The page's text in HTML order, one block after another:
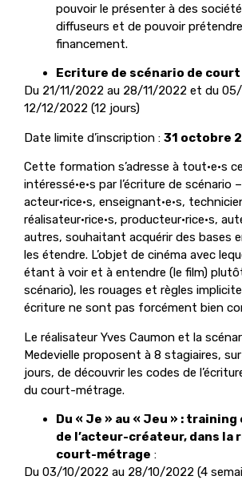
pouvoir le présenter à des
diffuseurs et de pouvoir
financement.
Ecriture de scénario de
Du 21/11/2022 au 28/11/2022 et du
12/12/2022 (12 jours)
Date limite d’inscription : 31 octobre
Cette formation s’adresse à tout·e·s
intéressé·e·s par l’écriture de scénario
acteur·rice·s, enseignant·e·s,
réalisateur·rice·s, producteur·rice·s,
autres, souhaitant acquérir des bases
les étendre. L’objet de cinéma avec
étant à voir et à entendre (le film) plutôt
scénario), les rouages et règles
écriture ne sont pas forcément bien
Le réalisateur Yves Caumon et la
Medevielle proposent à 8 stagiaires,
jours, de découvrir les codes de
du court-métrage.
Du « Je » au « Jeu » :
de l’acteur-créateur, dans la
court-métrage :
Du 03/10/2022 au 28/10/2022 (4